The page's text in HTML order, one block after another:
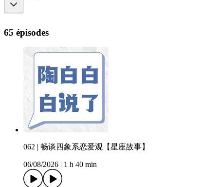
65 épisodes
062 | 畅谈四象系恋爱观【星座故事】
06/08/2026 1 h 40 min